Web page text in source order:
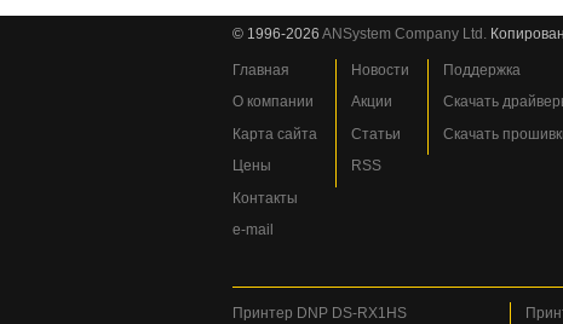
© 1996-2026 ANSystem Company Ltd.
Главная
О компании
Карта сайта
Цены
Контакты
e-mail
Новости
Акции
Статьи
RSS
Поддержка
Скачать
Скачать
Принтер DNP DS-RX1HS